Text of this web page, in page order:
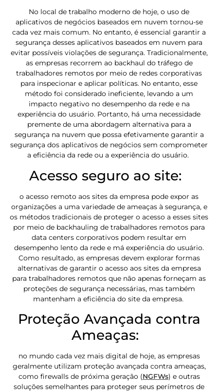
No local de trabalho moderno de hoje, o uso de
aplicativos de negócios baseados em nuvem tornou-se
cada vez mais comum. No entanto, é essencial garantir a
segurança desses aplicativos baseados em nuvem para
evitar possíveis violações de segurança. Tradicionalmente,
as empresas recorrem ao backhaul do tráfego de
trabalhadores remotos por meio de redes corporativas
para inspecionar e aplicar políticas. No entanto, esse
método foi considerado ineficiente, levando a um
impacto negativo no desempenho da rede e na
experiência do usuário. Portanto, há uma necessidade
premente de uma abordagem alternativa para a
segurança na nuvem que possa efetivamente garantir a
segurança dos aplicativos de negócios sem comprometer
a eficiência da rede ou a experiência do usuário.
Acesso seguro ao site:
o acesso remoto aos sites da empresa pode expor as
organizações a uma variedade de ameaças à segurança, e
os métodos tradicionais de proteger o acesso a esses sites
por meio de backhauling de trabalhadores remotos para
data centers corporativos podem resultar em
desempenho lento da rede e má experiência do usuário.
Como resultado, as empresas devem explorar formas
alternativas de garantir o acesso aos sites da empresa
para trabalhadores remotos que não apenas forneçam as
proteções de segurança necessárias, mas também
mantenham a eficiência do site da empresa.
Proteção Avançada contra
Ameaças:
no mundo cada vez mais digital de hoje, as empresas
geralmente utilizam proteção avançada contra ameaças,
como firewalls de próxima geração (NGFWs) e outras
soluções semelhantes para proteger seus perímetros de